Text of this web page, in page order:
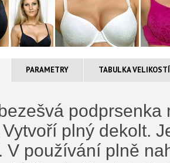
PARAMETRY TABULKA
plný dekolt.
V používání plně